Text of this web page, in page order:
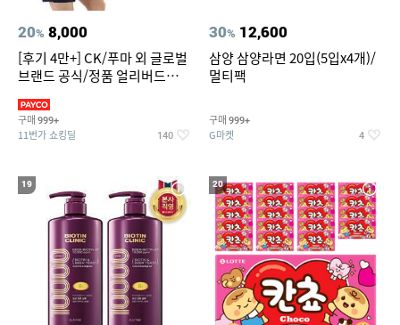
20% 8,000
[후기 4만+] CK/푸마 외 글로벌
브랜드 공식/정품 얼리버드
구매 999+
11번가 쇼킹딜 140
30% 12,600
삼양 삼양라면 20입(5입x4개)/
멀티팩
구매 999+
G마켓 4
19 20